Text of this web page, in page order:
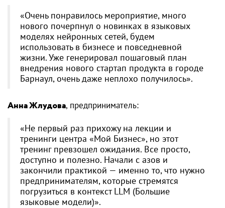
«Очень понравилось мероприятие, много
нового почерпнул о новинках в языковых
моделях нейронных сетей, будем
использовать в бизнесе и повседневной
жизни. Уже генерировал пошаговый план
внедрения нового стартап продукта в городе
Барнаул, очень даже неплохо получилось».
Анна Жлудова, предприниматель:
«Не первый раз прихожу на лекции и
тренинги центра «Мой Бизнес», но этот
тренинг превзошел ожидания. Все просто,
доступно и полезно. Начали с азов и
закончили практикой — именно то, что нужно
предпринимателям, которые стремятся
погрузиться в контекст LLM (Большие
языковые модели)».